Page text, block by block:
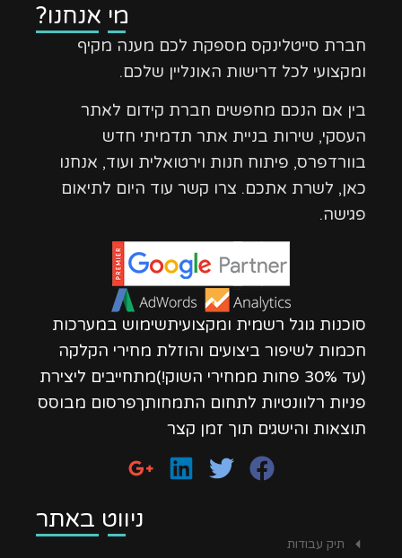
מי אנחנו?
חברת סייטלינקס מספקת לכם מענה מקיף
ומקצועי לכל דרישות האונליין שלכם.
בין אם הנכם מחפשים חברת קידום לאתר
העסקי, שירות בניית אתר תדמיתי חדש
בוורדפרס, פיתוח חנות וירטואלית ועוד, אנחנו
כאן, לשרת אתכם. צרו קשר עוד היום לתיאום
פגישה.
סוכנות גוגל רשמית ומקצועיתשימוש במערכות
חכמות לשיפור ביצועים והוזלת מחירי הקלקה
(עד 30% פחות ממחירי השוק!)מתחייבים ליצירת
פניות רלוונטיות לתחום התמחותךפרסום מבוסס
תוצאות והישגים תוך זמן קצר
ניווט באתר
תיק עבודות